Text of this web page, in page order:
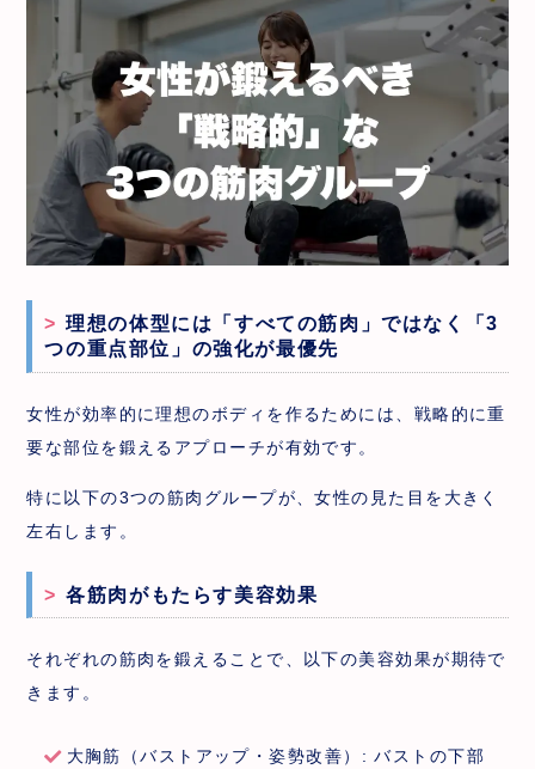
理想の体型には「すべての筋肉」ではなく「3
つの重点部位」の強化が最優先
女性が効率的に理想のボディを作るためには、戦略的に重
要な部位を鍛えるアプローチが有効です。
特に以下の3つの筋肉グループが、女性の見た目を大きく
左右します。
各筋肉がもたらす美容効果
それぞれの筋肉を鍛えることで、以下の美容効果が期待で
きます。
大胸筋（バストアップ・姿勢改善）: バストの下部